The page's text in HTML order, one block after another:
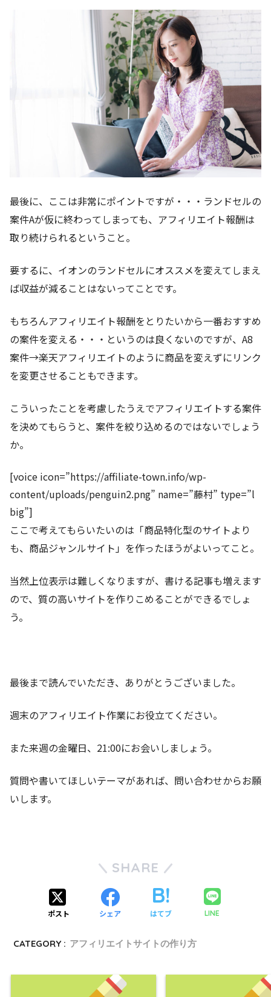
最後に、ここは非常にポイントですが・・・ランドセルの
案件Aが仮に終わってしまっても、アフィリエイト報酬は
取り続けられるということ。
要するに、イオンのランドセルにオススメを変えてしまえ
ば収益が減ることはないってことです。
もちろんアフィリエイト報酬をとりたいから一番おすすめ
の案件を変える・・・というのは良くないのですが、A8
案件→楽天アフィリエイトのように商品を変えずにリンク
を変更させることもできます。
こういったことを考慮したうえでアフィリエイトする案件
を決めてもらうと、案件を絞り込めるのではないでしょう
か。
[voice icon=”https://affiliate-town.info/wp-
content/uploads/penguin2.png” name=”藤村” type=”l
big”]
ここで考えてもらいたいのは「商品特化型のサイトより
も、商品ジャンルサイト」を作ったほうがよいってこと。
当然上位表示は難しくなりますが、書ける記事も増えます
ので、質の高いサイトを作りこめることができるでしょ
う。
最後まで読んでいただき、ありがとうございました。
週末のアフィリエイト作業にお役立てください。
また来週の金曜日、21:00にお会いしましょう。
質問や書いてほしいテーマがあれば、問い合わせからお願
いします。
SHARE
ポスト シェア はてブ LINE
CATEGORY : アフィリエイトサイトの作り方